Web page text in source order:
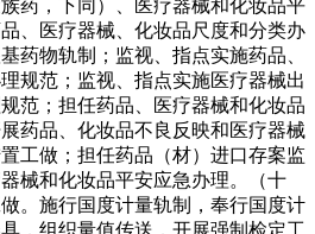
药，下同）、医疗器械和化妆品平
、医疗器械、化妆品尺度和分类办
药物轨制；监视、指点实施药品、
规范；监视、指点实施医疗器械出
范；担任药品、医疗器械和化妆品
药品、化妆品不良反映和医疗器械
工做；担任药品（材）进口存案监
械和化妆品平安应急办理。（十
。施行国度计量轨制，奉行国度计
，组织量值传送，开展强制检定工